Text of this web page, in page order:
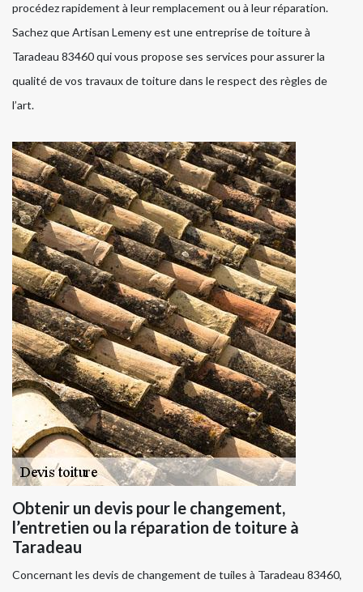
procédez rapidement à leur remplacement ou à leur réparation.
Sachez que Artisan Lemeny est une entreprise de toiture à
Taradeau 83460 qui vous propose ses services pour assurer la
qualité de vos travaux de toiture dans le respect des règles de
l’art.
Obtenir un devis pour le changement,
l’entretien ou la réparation de toiture à
Taradeau
Concernant les devis de changement de tuiles à Taradeau 83460,